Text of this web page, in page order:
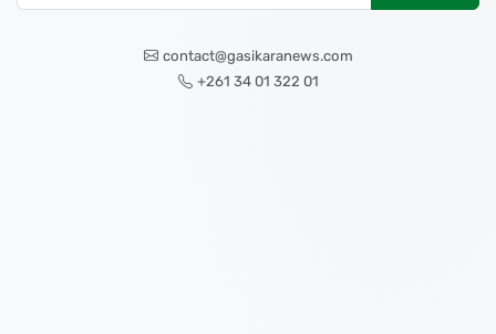
contact@gasikaranews.com
+261 34 01 322 01